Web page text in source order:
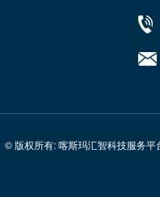
© 版权所有: 喀斯玛汇智科技服务平